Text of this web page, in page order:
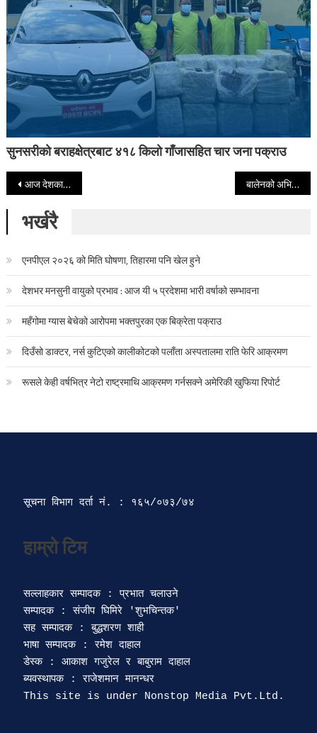
सुनसरीको बराहक्षेत्रबाट ४१८ किलो गाँजासहित चार जना पक्राउ
Post navigation
आज देशका विभिन्न स्थानमा मेघगर्जनसहित वर्षाको सम्भावना बालेनको अभिव्यक्ति खतरनाक, प्रधानमन्त्रीको कुर्सीमा बस्न सुहाउँदैन : झलनाथ खनाल
भर्खरै
एनपीएल २०२६ को मिति घोषणा, तिहारमा पनि खेल हुने
देशभर मनसुनी वायुको प्रभाव : आज यी ५ प्रदेशमा भारी वर्षाको सम्भावना
महँगोमा ग्यास बेचेको आरोपमा भक्तपुरका एक बिक्रेता पक्राउ
दिउँसो डाक्टर, नर्स कुटिएको कालीकोटको पलाँता अस्पतालमा राति फेरि आक्रमण
रूसले केही वर्षभित्र नेटो राष्ट्रमाथि आक्रमण गर्नसक्ने अमेरिकी खुफिया रिपोर्ट
सूचना विभाग दर्ता‍ नं. : १६५/०७३/७४
हाम्रो टिम
सल्लाहकार सम्पादक : प्रभात चलाउने
सम्पादक : संजीप घिमिरे 'शुभचिन्तक'
सह सम्पादक : बुद्धशरण शाही
भाषा सम्पादक : रमेश दाहाल
डेस्क : आकाश गजुरेल र बाबुराम दाहाल
ब्यवस्थापक : राजेशमान मानन्धर